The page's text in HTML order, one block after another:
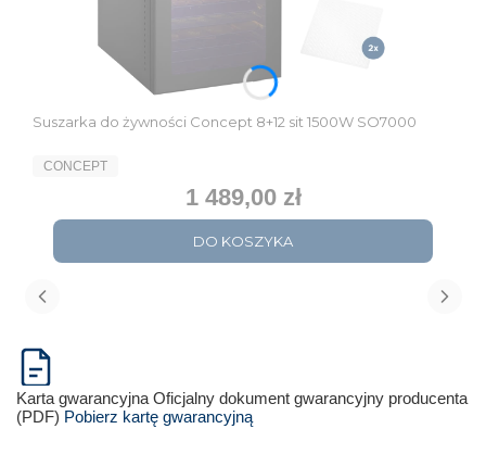
Suszarka do żywności Concept 8+12 sit 1500W SO7000
PRODUCENT
CONCEPT
Cena
1 489,00 zł
DO KOSZYKA
Karta gwarancyjna Oficjalny dokument gwarancyjny producenta
(PDF) Pobierz kartę gwarancyjną